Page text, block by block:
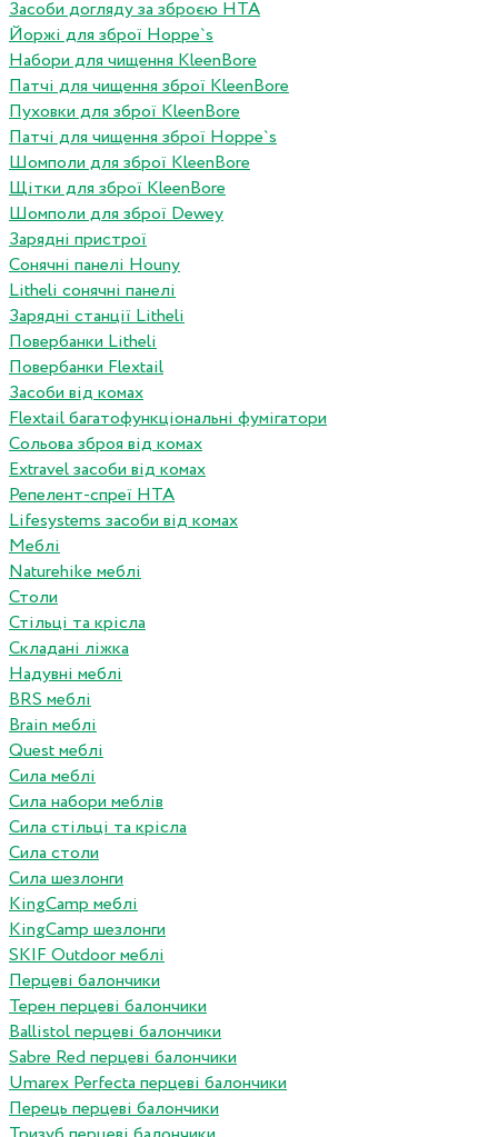
Засоби догляду за зброєю HTA
Йоржі для зброї Hoppe`s
Набори для чищення KleenBore
Патчі для чищення зброї KleenBore
Пуховки для зброї KleenBore
Патчі для чищення зброї Hoppe`s
Шомполи для зброї KleenBore
Щітки для зброї KleenBore
Шомполи для зброї Dewey
Зарядні пристрої
Сонячні панелі Houny
Litheli сонячні панелі
Зарядні станції Litheli
Повербанки Litheli
Повербанки Flextail
Засоби від комах
Flextail багатофункціональні фумігатори
Сольова зброя від комах
Extravel засоби від комах
Репелент-спреї HTA
Lifesystems засоби від комах
Меблі
Naturehike меблі
Столи
Стільці та крісла
Складані ліжка
Надувні меблі
BRS меблі
Brain меблі
Quest меблі
Сила меблі
Сила набори меблів
Сила стільці та крісла
Сила столи
Сила шезлонги
KingCamp меблі
KingCamp шезлонги
SKIF Outdoor меблі
Перцеві балончики
Терен перцеві балончики
Ballistol перцеві балончики
Sabre Red перцеві балончики
Umarex Perfecta перцеві балончики
Перець перцеві балончики